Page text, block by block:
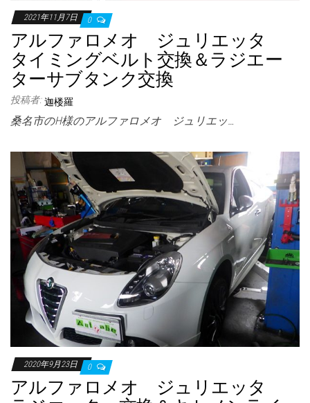
2021年11月7日 0
アルファロメオ ジュリエッタ
タイミングベルト交換＆ラジエー
ターサブタンク交換
投稿者: 迦楼羅
桑名市のH様のアルファロメオ ジュリエッ…
2020年9月23日 0
アルファロメオ ジュリエッタ